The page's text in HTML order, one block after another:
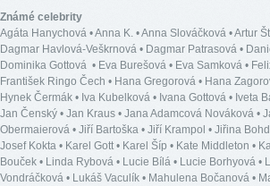
Známé celebrity
Agáta Hanychová •Anna K. •Anna Slováčková •Artur
Dagmar Havlová-Veškrnová • Dagmar Patrasová •
Dominika Gottová • Eva Burešová • Eva Samková •
František Ringo Čech • Hana Gregorová • Hana
Hynek Čermák • Iva Kubelková • Ivana Gottová • Iveta
Jan Čenský • Jan Kraus • Jana Adamcová Nováková •
Obermaierová • Jiří Bartoška • Jiří Krampol • Jiřina
Josef Kokta • Karel Gott• Karel Šíp • Kate Middleton •
Bouček • Linda Rybová • Lucie Bílá • Lucie Borhyová •
Vondráčková • Lukáš Vaculík • Mahulena Bočanová •